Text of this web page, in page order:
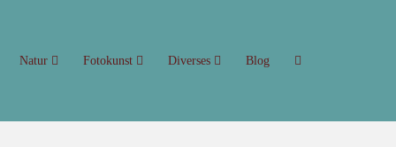
Natur Fotokunst Diverses Blog